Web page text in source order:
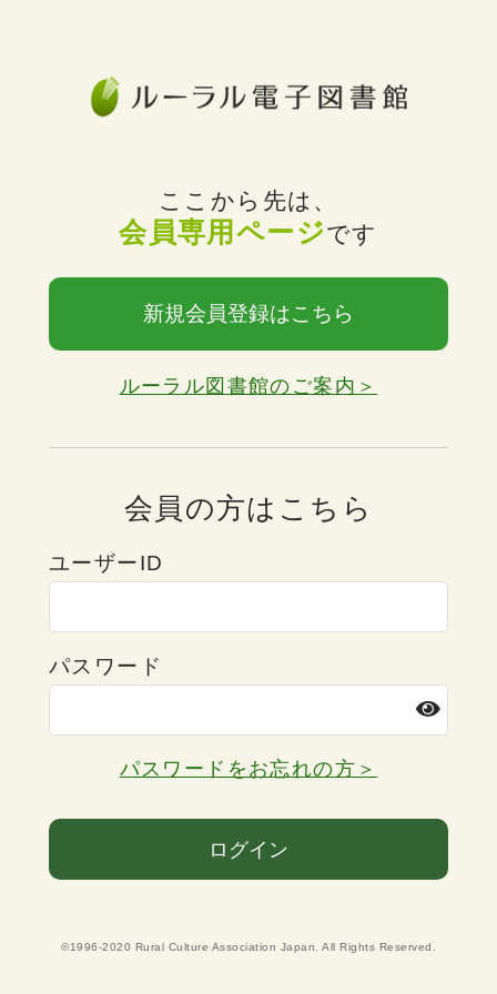
ここから先は、
会員専用ページです
新規会員登録はこちら
ルーラル図書館のご案内＞
会員の方はこちら
ユーザーID
パスワード
パスワードをお忘れの方＞
ログイン
©1996-2020 Rural Culture Association Japan. All Rights Reserved.